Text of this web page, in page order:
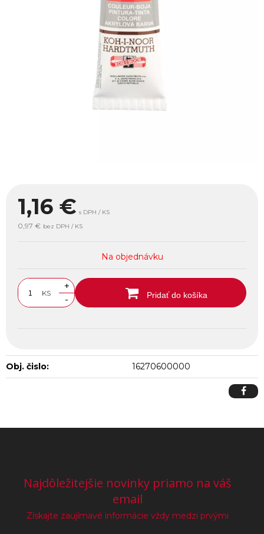
1,16 € s DPH / KS
0,97 € bez DPH / KS
Na objednávku
KS
+
-
Pridať do košíka
Obj. čislo: 16270600000
Najdôležitejšie novinky priamo na váš
email
Získajte zaujímavé informácie vždy medzi prvými